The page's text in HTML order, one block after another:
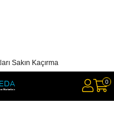
Sakın Kaçırma
0